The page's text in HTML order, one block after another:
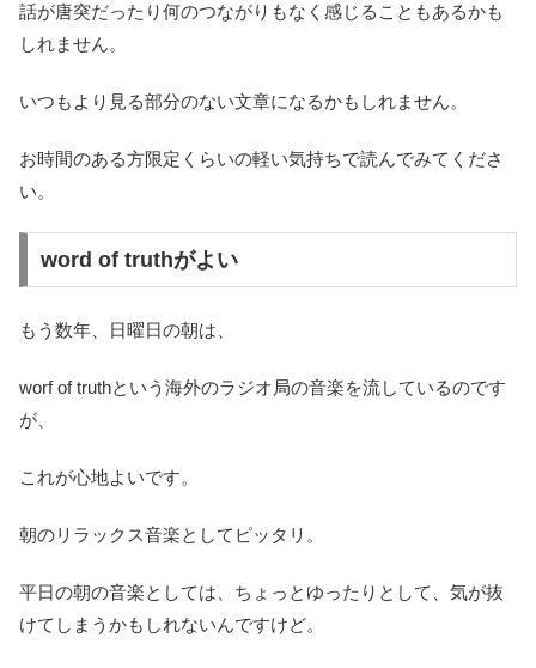
話が唐突だったり何のつながりもなく感じることもあるかも
しれません。
いつもより見る部分のない文章になるかもしれません。
お時間のある方限定くらいの軽い気持ちで読んでみてくださ
い。
word of truthがよい
もう数年、日曜日の朝は、
worf of truthという海外のラジオ局の音楽を流しているのです
が、
これが心地よいです。
朝のリラックス音楽としてピッタリ。
平日の朝の音楽としては、ちょっとゆったりとして、気が抜
けてしまうかもしれないんですけど。